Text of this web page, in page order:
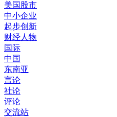
美国股市
中小企业
起步创新
财经人物
国际
中国
东南亚
言论
社论
评论
交流站